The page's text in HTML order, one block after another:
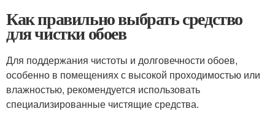
Как правильно выбрать средство
для чистки обоев
Для поддержания чистоты и долговечности обоев,
особенно в помещениях с высокой проходимостью или
влажностью, рекомендуется использовать
специализированные чистящие средства.